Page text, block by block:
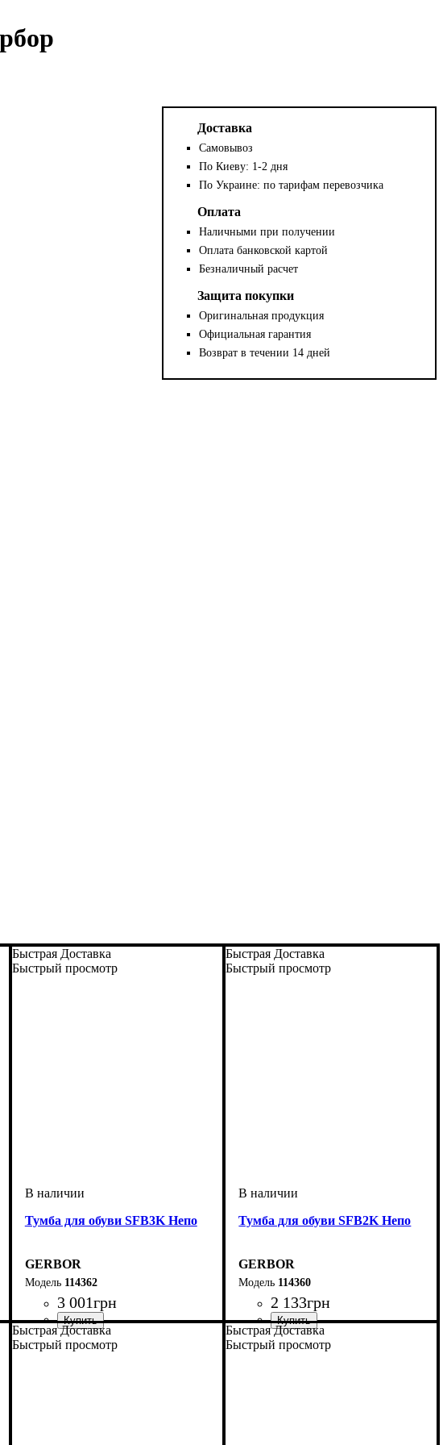
Доставка
Самовывоз
По Киеву: 1-2 дня
По Украине: по тарифам перевозчика
Оплата
Наличными при получении
Оплата банковской картой
Безналичный расчет
Защита покупки
Оригинальная продукция
Официальная гарантия
Возврат в течении 14 дней
Быстрая Доставка
Быстрый просмотр
Тумба для обуви SFB3K Непо
GERBOR
114362
3 001грн
ширина, мм: 695
высота, мм: 1200
глубина, мм: 175
Быстрая Доставка
Быстрый просмотр
Тумба для обуви SFB2K Непо
GERBOR
114360
2 133грн
ширина, мм: 695
высота, мм: 835
глубина, мм: 175
Быстрая Доставка
Быстрый просмотр
Быстрая Доставка
Быстрый просмотр